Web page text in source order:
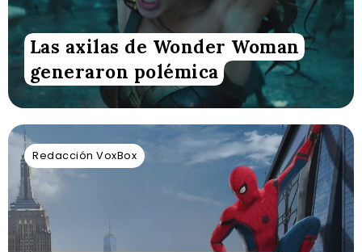
Las axilas de Wonder Woman
generaron polémica
Redacción VoxBox